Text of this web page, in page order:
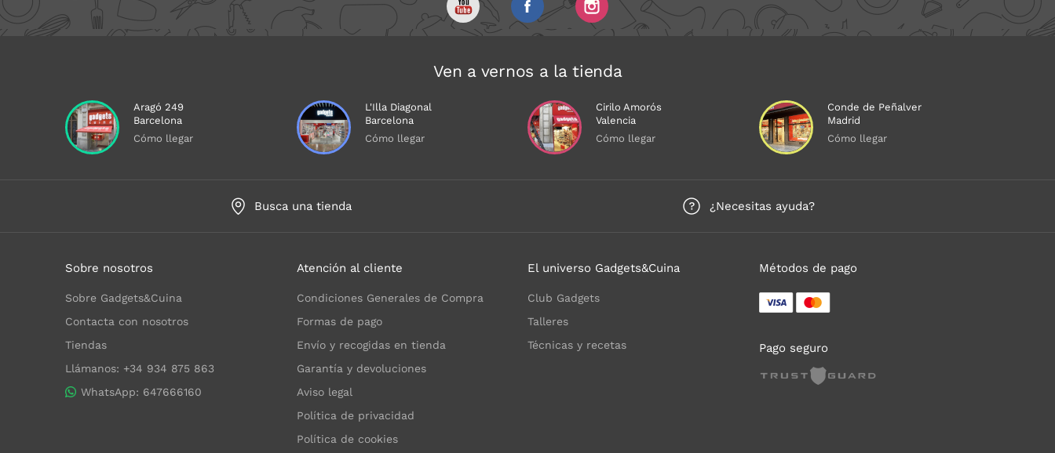
Ven a vernos a la tienda
Aragó 249
Barcelona
Cómo llegar
L'Illa Diagonal
Barcelona
Cómo llegar
Cirilo Amorós
Valencia
Cómo llegar
Conde de Peñalver
Madrid
Cómo llegar
Busca una tienda ¿Necesitas ayuda?
Sobre nosotros
Sobre Gadgets&Cuina
Contacta con nosotros
Tiendas
Llámanos: +34 934 875 863
WhatsApp: 647666160
Atención al cliente
Condiciones Generales de Compra
Formas de pago
Envío y recogidas en tienda
Garantía y devoluciones
Aviso legal
Política de privacidad
Política de cookies
El universo Gadgets&Cuina
Club Gadgets
Talleres
Técnicas y recetas
Métodos de pago
Pago seguro